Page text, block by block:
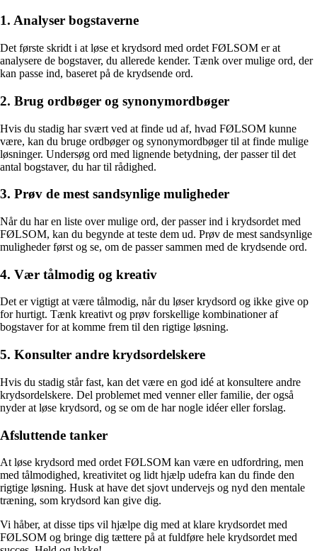
1. Analyser bogstaverne
Det første skridt i at løse et krydsord med ordet FØLSOM er at
analysere de bogstaver, du allerede kender. Tænk over mulige ord, der
kan passe ind, baseret på de krydsende ord.
2. Brug ordbøger og synonymordbøger
Hvis du stadig har svært ved at finde ud af, hvad FØLSOM kunne
være, kan du bruge ordbøger og synonymordbøger til at finde mulige
løsninger. Undersøg ord med lignende betydning, der passer til det
antal bogstaver, du har til rådighed.
3. Prøv de mest sandsynlige muligheder
Når du har en liste over mulige ord, der passer ind i krydsordet med
FØLSOM, kan du begynde at teste dem ud. Prøv de mest sandsynlige
muligheder først og se, om de passer sammen med de krydsende ord.
4. Vær tålmodig og kreativ
Det er vigtigt at være tålmodig, når du løser krydsord og ikke give op
for hurtigt. Tænk kreativt og prøv forskellige kombinationer af
bogstaver for at komme frem til den rigtige løsning.
5. Konsulter andre krydsordelskere
Hvis du stadig står fast, kan det være en god idé at konsultere andre
krydsordelskere. Del problemet med venner eller familie, der også
nyder at løse krydsord, og se om de har nogle idéer eller forslag.
Afsluttende tanker
At løse krydsord med ordet FØLSOM kan være en udfordring, men
med tålmodighed, kreativitet og lidt hjælp udefra kan du finde den
rigtige løsning. Husk at have det sjovt undervejs og nyd den mentale
træning, som krydsord kan give dig.
Vi håber, at disse tips vil hjælpe dig med at klare krydsordet med
FØLSOM og bringe dig tættere på at fuldføre hele krydsordet med